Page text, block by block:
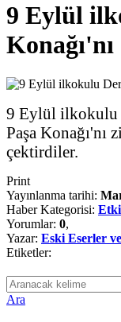
9 Eylül
9 Eylül ilkokulu
Paşa Konağı'nı
çektirdiler.
Print
Yayınlanma tarihi:
Haber Kategorisi:
Yorumlar: 0,
Yazar: Eski Eserler
Etiketler:
Ara